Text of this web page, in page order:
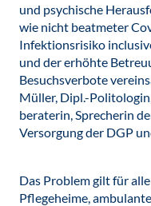
und psychische
wie nicht beatmeter
Infektionsrisiko
und der erhöhte
Besuchsverbote
Müller, Dipl.-
beraterin, Sprecherin
Versorgung der DGP
Das Problem gilt für
Pflegeheime,